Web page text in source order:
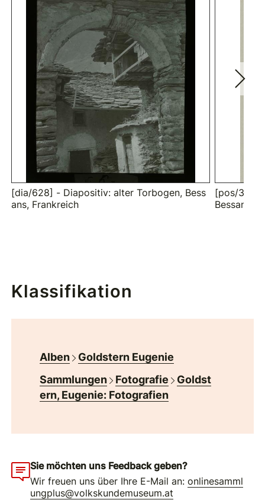
[dia/628] - Diapositiv: alter Torbogen, Bess
ans, Frankreich
[pos/
Bessans,
Klassifikation
Alben
Goldstern Eugenie
Sammlungen
Fotografie
Goldst
ern, Eugenie: Fotografien
Sie möchten uns Feedback geben?
Wir freuen uns über Ihre E-Mail an:onlinesamml
ungplus@volkskundemuseum.at